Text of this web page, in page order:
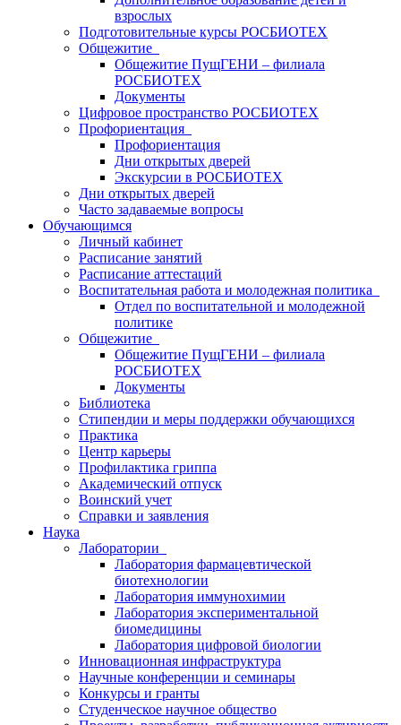
взрослых
Подготовительные курсы РОСБИОТЕХ
Общежитие
Общежитие ПущГЕНИ – филиала
РОСБИОТЕХ
Документы
Цифровое пространство РОСБИОТЕХ
Профориентация
Профориентация
Дни открытых дверей
Экскурсии в РОСБИОТЕХ
Дни открытых дверей
Часто задаваемые вопросы
Обучающимся
Личный кабинет
Расписание занятий
Расписание аттестаций
Воспитательная работа и молодежная политика
Отдел по воспитательной и молодежной
политике
Общежитие
Общежитие ПущГЕНИ – филиала
РОСБИОТЕХ
Документы
Библиотека
Стипендии и меры поддержки обучающихся
Практика
Центр карьеры
Профилактика гриппа
Академический отпуск
Воинский учет
Справки и заявления
Наука
Лаборатории
Лаборатория фармацевтической
биотехнологии
Лаборатория иммунохимии
Лаборатория экспериментальной
биомедицины
Лаборатория цифровой биологии
Инновационная инфраструктура
Научные конференции и семинары
Конкурсы и гранты
Студенческое научное общество